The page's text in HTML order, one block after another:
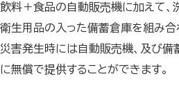
飲料＋食品の自動販売機に加えて、
衛生用品の入った備蓄倉庫を組み合
災害発生時には自動販売機、及び備
に無償で提供することができます。